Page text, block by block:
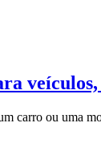
carro ou uma